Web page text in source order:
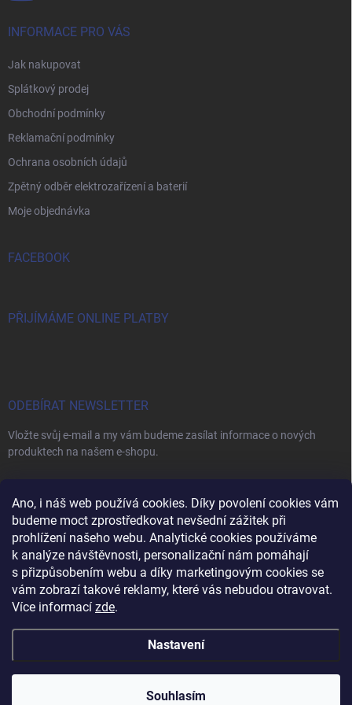
Ano, i náš web používá cookies. Díky povolení cookies vám
budeme moct zprostředkovat nevšední zážitek při
prohlížení našeho webu. Analytické cookies používáme
k analýze návštěvnosti, personalizační nám pomáhají
s přizpůsobením webu a díky marketingovým cookies se
vám zobrazí takové reklamy, které vás nebudou otravovat.
Více informací zde.
Nastavení
Souhlasím
INFORMACE PRO VÁS
Jak nakupovat
Splátkový prodej
Obchodní podmínky
Reklamační podmínky
Ochrana osobních údajů
Zpětný odběr elektrozařízení a baterií
Moje objednávka
FACEBOOK
PŘIJÍMÁME ONLINE PLATBY
ODEBÍRAT NEWSLETTER
Vložte svůj e-mail a my vám budeme zasílat informace o nových
produktech na našem e-shopu.
E-MAIL
Vložením e-mailu souhlasíte spodmínkami ochrany osobních údajů
Přihlásit se
Copyright 2026Vybavení pro salóny. Všechna práva vyhrazena.Upravit
nastavení cookies